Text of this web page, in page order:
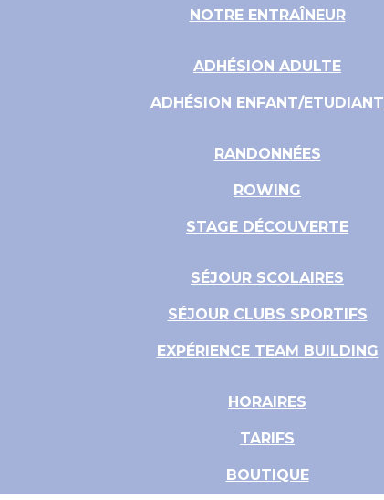
NOTRE ENTRAÎNEUR
ADHÉSION ADULTE
ADHÉSION ENFANT/ETUDIANT
RANDONNÉES
ROWING
STAGE DÉCOUVERTE
SÉJOUR SCOLAIRES
SÉJOUR CLUBS SPORTIFS
EXPÉRIENCE TEAM BUILDING
HORAIRES
TARIFS
BOUTIQUE